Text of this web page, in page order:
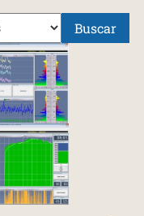
Buscar